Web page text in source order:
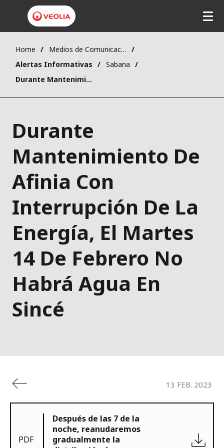
Home
Medios de Comunicación
Alertas Informativas
Sabana
Durante Mantenimiento De Afinia Con Interrupción De La Energía, El Martes 14 De Febrero No Habrá Agua En Sincé
Durante
Mantenimiento De
Afinia Con
Interrupción De La
Energía, El Martes
14 De Febrero No
Habrá Agua En
Sincé
13 FEB. 2023
PDF
Después de las 7 de la
noche, reanudaremos
gradualmente la